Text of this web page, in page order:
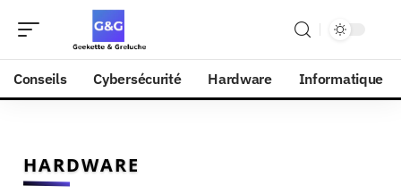
Conseils Cybersécurité Hardware Informatique
HARDWARE